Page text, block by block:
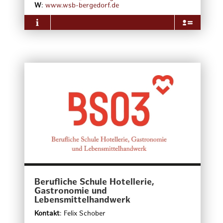
46-80 Euro. Zur Erstellung eines konkreten
Angebotes, teilen Sie uns bitte Ihre genauen An-
und Abreisedaten, die Personenzahl und Wünsche
W: www.wsb-bergedorf.de
Kulturlandschaft Vier- und Marschlande, geprägt
Bergedorf ist das idyllische Hamburg– mit viel
historischer Bausubstanz und einem
kleinstädtischen Ambiente – strahlt Bergedorf als
Stadt in der Metropole eine sympathische
Eigenständigkeit aus.
Die Arbeitsgemeinschaft „Bergedorf-Tourismus im
WSB“ ist ein Zusammenschluss von Unternehmen
Bezirksamtes Bergedorf.
Ziel ist den Bekanntheitsgrad von Bergedorf bei den
Bewohnern der Metropolregion Hamburg zu
steigern und mehr Gästen, die nach Hamburg
kommen, diese andere Seite der Hansestadt nahe
zu bringen.
Berufliche Schule Hotellerie,
Gastronomie und
Lebensmittelhandwerk
Kontakt: Felix Schober